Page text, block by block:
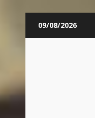
09/08/2026